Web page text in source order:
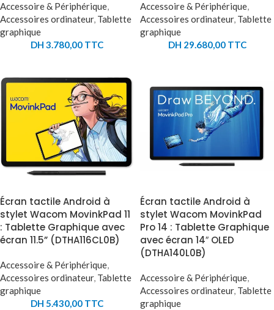
Accessoire & Périphérique,
Accessoires ordinateur, Tablette
graphique
DH 3.780,00 TTC
Accessoire & Périphérique,
Accessoires ordinateur, Tablette
graphique
DH 29.680,00TTC
Écran tactile Android à
stylet Wacom MovinkPad 11
: Tablette Graphique avec
écran 11.5” (DTHA116CL0B)
Accessoire & Périphérique,
Accessoires ordinateur, Tablette
graphique
DH 5.430,00 TTC
Écran tactile Android à
stylet Wacom MovinkPad
Pro 14 : Tablette Graphique
avec écran 14″ OLED
(DTHA140L0B)
Accessoire & Périphérique,
Accessoires ordinateur, Tablette
graphique